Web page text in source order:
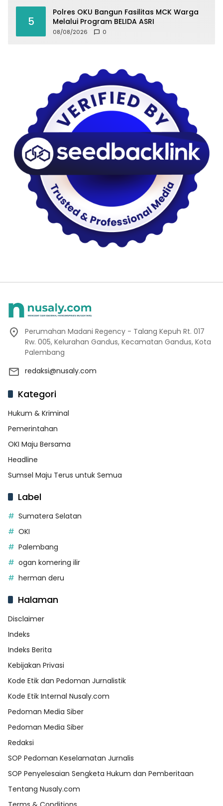
5
Polres OKU Bangun Fasilitas MCK Warga
Melalui Program BELIDA ASRI
08/08/2026 0
Perumahan Madani Regency - Talang Kepuh Rt. 017
Rw. 005, Kelurahan Gandus, Kecamatan Gandus, Kota
Palembang
redaksi@nusaly.com
Kategori
Hukum & Kriminal
Pemerintahan
OKI Maju Bersama
Headline
Sumsel Maju Terus untuk Semua
Label
Sumatera Selatan
OKI
Palembang
ogan komering ilir
herman deru
Halaman
Disclaimer
Indeks
Indeks Berita
Kebijakan Privasi
Kode Etik dan Pedoman Jurnalistik
Kode Etik Internal Nusaly.com
Pedoman Media Siber
Pedoman Media Siber
Redaksi
SOP Pedoman Keselamatan Jurnalis
SOP Penyelesaian Sengketa Hukum dan Pemberitaan
Tentang Nusaly.com